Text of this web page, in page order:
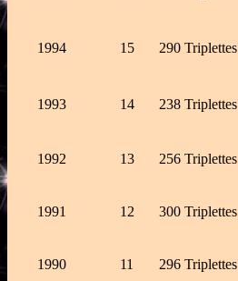
1994 15 290 Triplettes
1993 14 238 Triplettes
1992 13 256 Triplettes
1991 12 300 Triplettes
1990 11 296 Triplettes